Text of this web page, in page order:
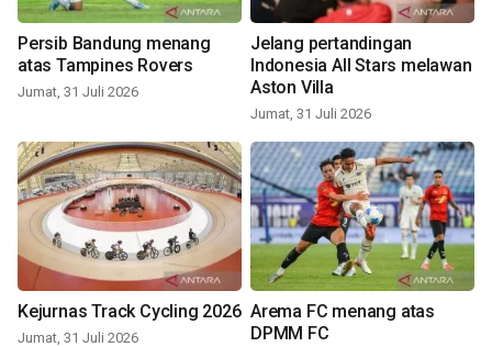
Persib Bandung menang
atas Tampines Rovers
Jumat, 31 Juli 2026
Jelang pertandingan
Indonesia All Stars melawan
Aston Villa
Jumat, 31 Juli 2026
Kejurnas Track Cycling 2026
Jumat, 31 Juli 2026
Arema FC menang atas
DPMM FC